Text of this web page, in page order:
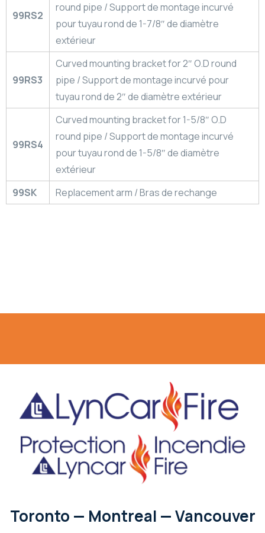
99RS2
round pipe / Support de montage incurvé
pour tuyau rond de 1-7/8″ de diamètre
extérieur
99RS3
Curved mounting bracket for 2″ O.D round
pipe / Support de montage incurvé pour
tuyau rond de 2″ de diamètre extérieur
99RS4
Curved mounting bracket for 1-5/8″ O.D
round pipe / Support de montage incurvé
pour tuyau rond de 1-5/8″ de diamètre
extérieur
99SK
Replacement arm / Bras de rechange
Toronto — Montreal — Vancouver